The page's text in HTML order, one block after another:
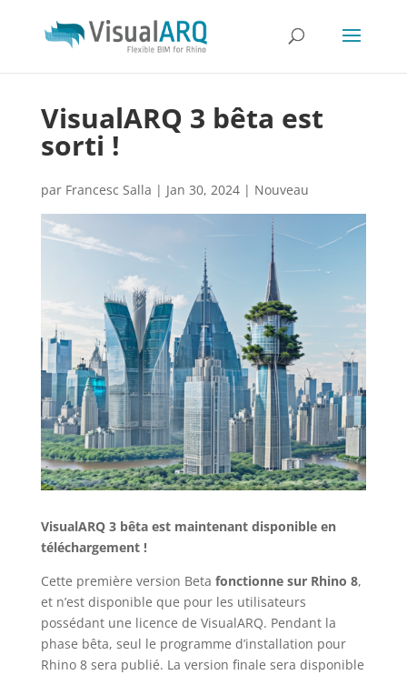
VisualARQ 3 bêta est
sorti !
par Francesc Salla | Jan 30, 2024| Nouveau
VisualARQ 3 bêta est maintenant disponible en
téléchargement !
Cette première version Beta fonctionne sur Rhino 8,
et n’est disponible que pour les utilisateurs
possédant une licence de VisualARQ. Pendant la
phase bêta, seul le programme d’installation pour
Rhino 8 sera publié. La version finale sera disponible